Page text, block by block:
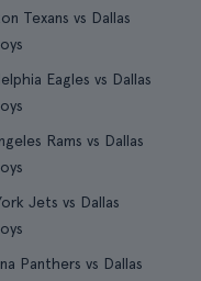
Texans vs Dallas
Eagles vs Dallas
Rams vs Dallas
Jets vs Dallas
Panthers vs Dallas